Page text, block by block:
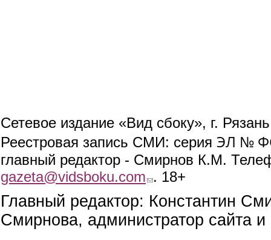
Сетевое издание «Вид сбоку», г.
Реестровая запись СМИ: серия ЭЛ №
главный редактор - Смирнов К.М.
gazeta@vidsboku.com (link sends e-mail)
. 18+
Главный редактор: Константин
Смирнова, администратор сайта